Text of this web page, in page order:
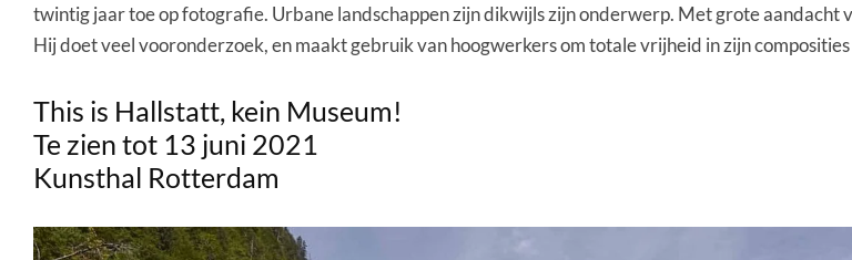
twintig jaar toe op fotografie. Urbane landschappen zijn dikwijls zijn onderwerp. Met grote aandacht
Hij doet veel vooronderzoek, en maakt gebruik van hoogwerkers om totale vrijheid in zijn
This is Hallstatt, kein Museum!
Te zien tot 13 juni 2021
Kunsthal Rotterdam